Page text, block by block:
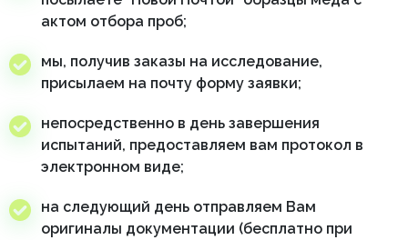
актом отбора проб;
мы, получив заказы на исследование,
присылаем на почту форму заявки;
непосредственно в день завершения
испытаний, предоставляем вам протокол в
электронном виде;
на следующий день отправляем Вам
оригиналы документации (бесплатно при